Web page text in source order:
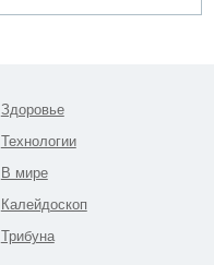
Здоровье
Технологии
В мире
Калейдоскоп
Трибуна